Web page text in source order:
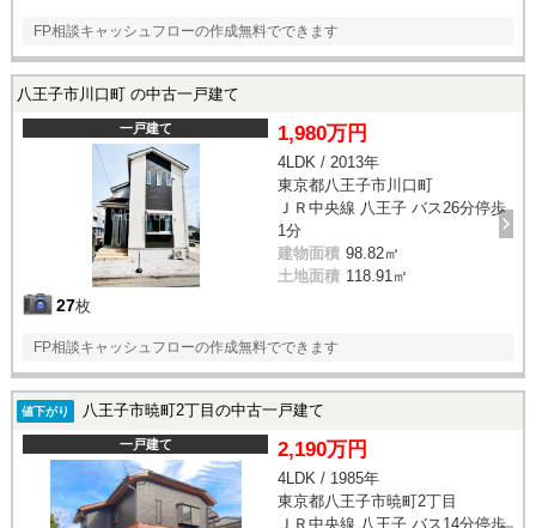
FP相談キャッシュフローの作成無料でできます
八王子市川口町 の中古一戸建て
一戸建て
27枚
1,980万円
4LDK / 2013年
東京都八王子市川口町
ＪＲ中央線 八王子 バス26分停歩
1分
建物面積 98.82㎡
土地面積 118.91㎡
FP相談キャッシュフローの作成無料でできます
値下がり 八王子市暁町2丁目の中古一戸建て
一戸建て 2,190万円
4LDK / 1985年
東京都八王子市暁町2丁目
ＪＲ中央線 八王子 バス14分停歩